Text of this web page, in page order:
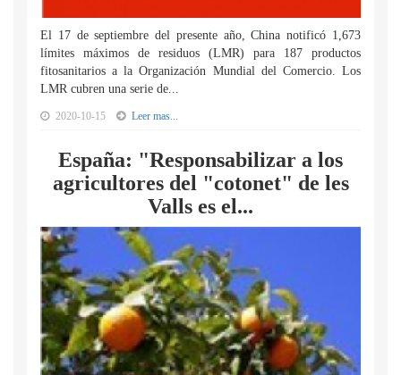
El 17 de septiembre del presente año, China notificó 1,673
límites máximos de residuos (LMR) para 187 productos
fitosanitarios a la Organización Mundial del Comercio. Los
LMR cubren una serie de...
2020-10-15 Leer mas...
España: "Responsabilizar a los
agricultores del "cotonet" de les
Valls es el...